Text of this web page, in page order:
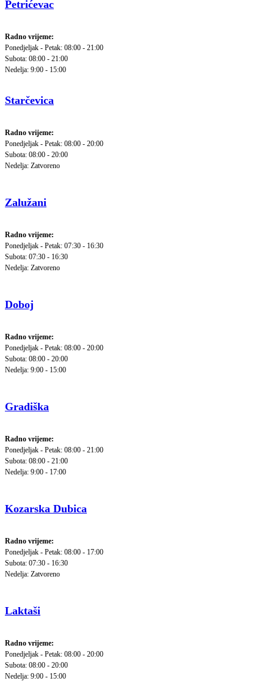
Petrićevac
Radno vrijeme:
Ponedjeljak - Petak: 08:00 - 21:00
Subota: 08:00 - 21:00
Nedelja: 9:00 - 15:00
Starčevica
Radno vrijeme:
Ponedjeljak - Petak: 08:00 - 20:00
Subota: 08:00 - 20:00
Nedelja: Zatvoreno
Zalužani
Radno vrijeme:
Ponedjeljak - Petak: 07:30 - 16:30
Subota: 07:30 - 16:30
Nedelja: Zatvoreno
Doboj
Radno vrijeme:
Ponedjeljak - Petak: 08:00 - 20:00
Subota: 08:00 - 20:00
Nedelja: 9:00 - 15:00
Gradiška
Radno vrijeme:
Ponedjeljak - Petak: 08:00 - 21:00
Subota: 08:00 - 21:00
Nedelja: 9:00 - 17:00
Kozarska Dubica
Radno vrijeme:
Ponedjeljak - Petak: 08:00 - 17:00
Subota: 07:30 - 16:30
Nedelja: Zatvoreno
Laktaši
Radno vrijeme:
Ponedjeljak - Petak: 08:00 - 20:00
Subota: 08:00 - 20:00
Nedelja: 9:00 - 15:00